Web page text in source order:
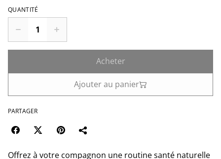
QUANTITÉ
Acheter
Ajouter au panier
PARTAGER
Offrez à votre compagnon une routine santé naturelle